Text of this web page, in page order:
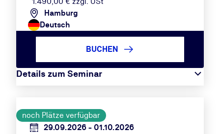
Hamburg
Deutsch
Details zum Seminar
BUCHEN
noch Plätze verfügbar
29.09.2026 - 01.10.2026